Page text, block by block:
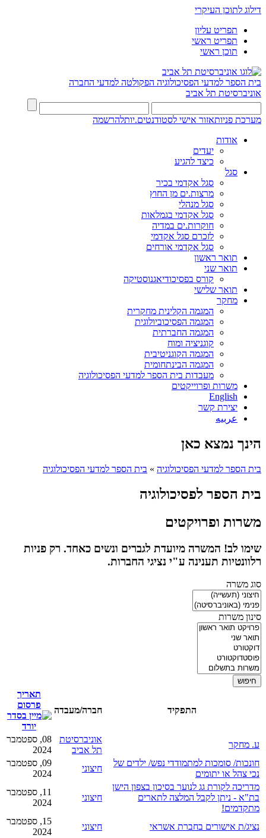
דילוג לתוכן העיקרי
תפריט עליון
תפריט ראשי
תוכן ראשי
בית הספר למדעי הפסיכולוגיה הפקולטה למדעי החברה
אוניברסיטת תל אביב
מערכת פניותאזור אישי לסטודנטים.יותלהרשמה
אודות
יעדים
כיצד להגיע
סגל
סגל אקדמי בכיר
מרצות.ים מן החוץ
סגל מנהלי
סגל אקדמי בגמלאות
חוקרות.ים במדיה
לזכרם סגל אקדמי
סגל אקדמי אורחים
תואר ראשון
תואר שני
קורס בפסיכודיאגנוסטיקה
תואר שלישי
מחקר
המגמה הקלינית מחקרית
המגמה הפסיכוביולוגית
המגמה החברתית
קוגניציה ומוח
המגמה הקוגניטיבית
המגמה הבינתחומית
מעבדות בית הספר למדעי הפסיכולוגיה
משרות ופרוייקטים
English
יצירת קשר
عربيه
הינך נמצא כאן
בית הספר למדעי הפסיכולוגיה » בית הספר למדעי הפסיכולוגיה
בית הספר לפסיכולוגיה
משרות ופרויקטים
שימו לב! המשרה מיועדת לגברים ונשים כאחד. רק פניות
רלוונטיות תענינה ע"י נציגי החברות.
סוג משרה
סינון משרות
התפקיד חברה/מעבדה
תאריך
פרסום
ע. מחקר
אוניברסיטת
תל אביב
08, ספטמבר
2024
חונכות/ סומכות למתמודדי נפש/ ילדים של
נכי צהל או יתומים
חיצוני
09, ספטמבר
2024
מדריכה לקורת גג לנוער בסיכון בצפון הישן
בת"א - ניתן לקבל המלצה לתארים
מתקדמים!
חיצוני
11, ספטמבר
2024
נציג/ת אישורים בחברת אשראי חיצוני
15, ספטמבר
2024